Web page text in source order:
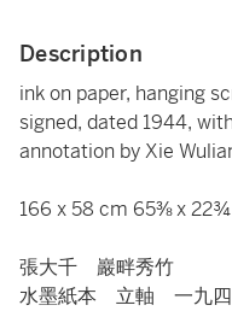
Description
ink on paper, hanging
signed, dated 1944,
annotation by Xie
166 x 58 cm 65⅜ x
張大千 巖畔秀竹
水墨紙本 立軸 一九四